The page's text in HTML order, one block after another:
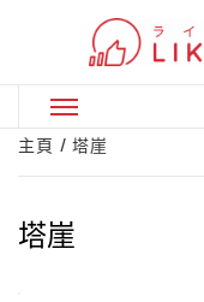
Primary
Menu
主頁 塔崖
塔崖